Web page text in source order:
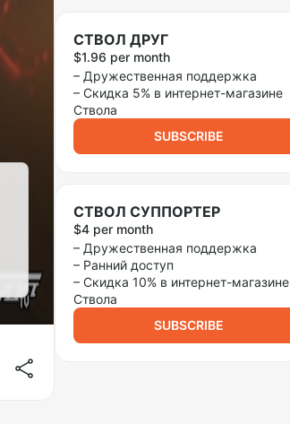
СТВОЛ ДРУГ
$1.96 per month
– Дружественная поддержка
– Скидка 5% в интернет-магазине
Ствола
SUBSCRIBE
СТВОЛ СУППОРТЕР
$4 per month
– Дружественная поддержка
– Ранний доступ
– Скидка 10% в интернет-магазине
Ствола
SUBSCRIBE